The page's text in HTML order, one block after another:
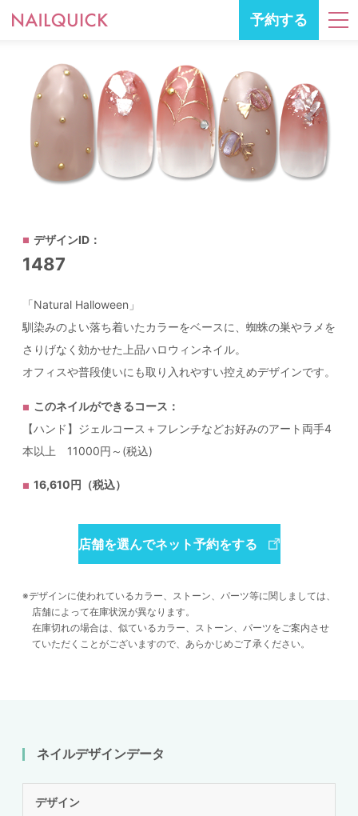
予約する
デザインID：
1487
「Natural Halloween」
馴染みのよい落ち着いたカラーをベースに、蜘蛛の巣やラメを
さりげなく効かせた上品ハロウィンネイル。
オフィスや普段使いにも取り入れやすい控えめデザインです。
このネイルができるコース：
【ハンド】ジェルコース＋フレンチなどお好みのアート両手4
本以上 11000円～(税込)
16,610円（税込）
店舗を選んでネット予約をする
デザインに使われているカラー、ストーン、パーツ等に関しましては、
店舗によって在庫状況が異なります。
在庫切れの場合は、似ているカラー、ストーン、パーツをご案内させ
ていただくことがございますので、あらかじめご了承ください。
ネイルデザインデータ
デザイン